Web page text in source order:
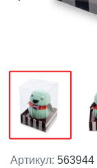
Артикул: 563944